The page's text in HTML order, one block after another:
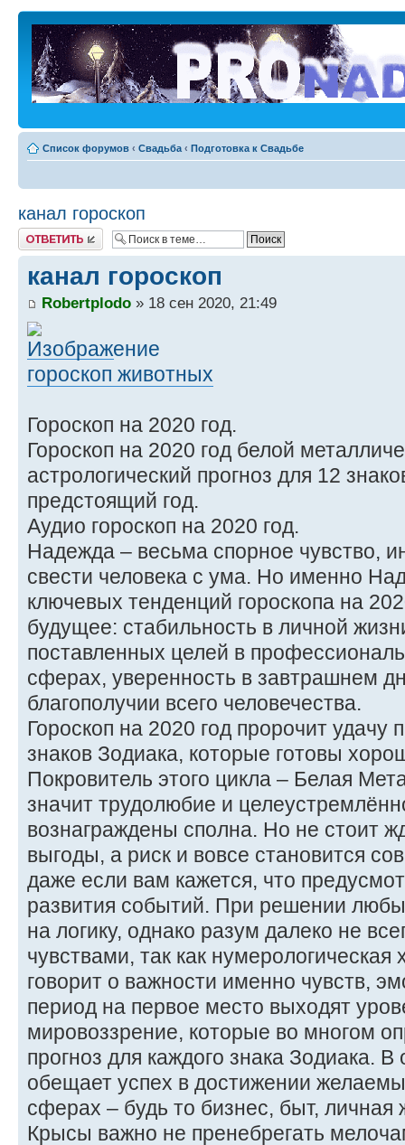
Список форумов ‹ Свадьба ‹ Подготовка к Свадьбе
канал гороскоп
Ответить
канал гороскоп
Robertplodo » 18 сен 2020, 21:49
гороскоп животных
Гороскоп на 2020 год.
Гороскоп на 2020 год белой
астрологический прогноз для 12
предстоящий год.
Аудио гороскоп на 2020 год.
Надежда – весьма спорное чувство,
свести человека с ума. Но именно
ключевых тенденций гороскопа на
будущее: стабильность в личной
поставленных целей в
сферах, уверенность в завтрашнем
благополучии всего человечества.
Гороскоп на 2020 год пророчит удачу
знаков Зодиака, которые готовы
Покровитель этого цикла – Белая
значит трудолюбие и
вознаграждены сполна. Но не стоит
выгоды, а риск и вовсе становится
даже если вам кажется, что
развития событий. При решении
на логику, однако разум далеко не
чувствами, так как нумерологическая
говорит о важности именно чувств,
период на первое место выходят
мировоззрение, которые во многом
прогноз для каждого знака Зодиака.
обещает успех в достижении
сферах – будь то бизнес, быт, личная
Крысы важно не пренебрегать